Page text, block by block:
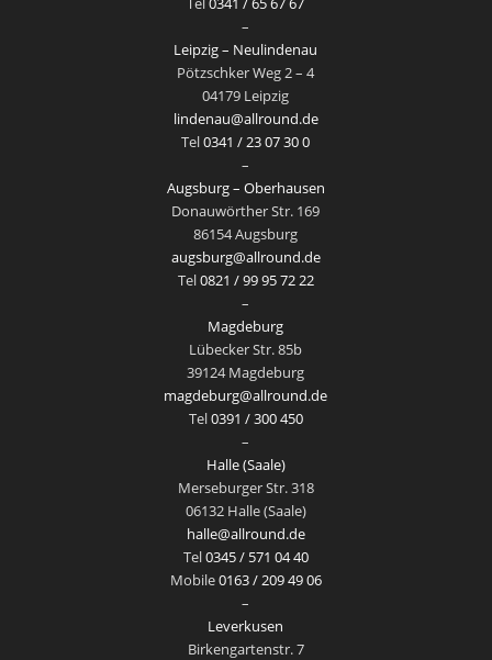
–
Leipzig – Neulindenau
Pötzschker Weg 2 – 4
04179 Leipzig
lindenau@allround.de
Tel0341 / 23 07 30 0
–
Augsburg – Oberhausen
Donauwörther Str. 169
86154 Augsburg
augsburg@allround.de
Tel0821 / 99 95 72 22
–
Magdeburg
Lübecker Str. 85b
39124 Magdeburg
magdeburg@allround.de
Tel0391 / 300 450
–
Halle (Saale)
Merseburger Str. 318
06132 Halle (Saale)
halle@allround.de
Tel0345 / 571 04 40
Mobile0163 / 209 49 06
–
Leverkusen
Birkengartenstr. 7